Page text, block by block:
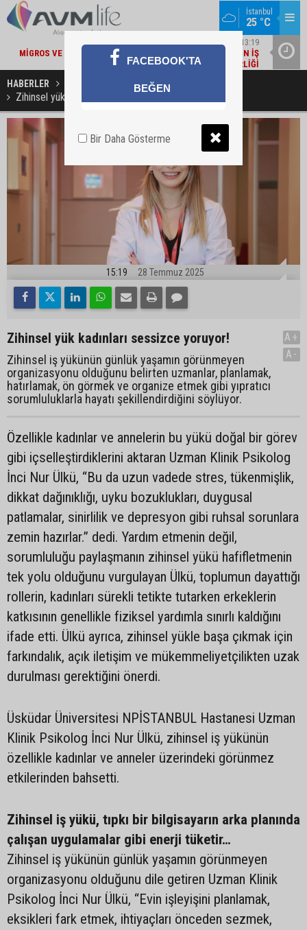
İstanbul
25 °C
ŞIRKET HABERLERI / 13:19
MIGROS VE BAKANLIK'TAN 'ÇEVRE ETIKETLI' ÜRÜNLER İÇIN İŞ
BIRLIĞI
HABERLER
Zihinsel yük kadınları sessizce yoruyor!
15:19 28 Temmuz 2025
Zihinsel yük kadınları sessizce yoruyor!
Zihinsel iş yükünün günlük yaşamın görünmeyen
organizasyonu olduğunu belirten uzmanlar, planlamak,
hatırlamak, ön görmek ve organize etmek gibi yıpratıcı
sorumluluklarla hayatı şekillendirdiğini söylüyor.
A+
A-
Özellikle kadınlar ve annelerin bu yükü doğal bir görev
gibi içselleştirdiklerini aktaran Uzman Klinik Psikolog
İnci Nur Ülkü, “Bu da uzun vadede stres, tükenmişlik,
dikkat dağınıklığı, uyku bozuklukları, duygusal
patlamalar, sinirlilik ve depresyon gibi ruhsal sorunlara
zemin hazırlar.” dedi. Yardım etmenin değil,
sorumluluğu paylaşmanın zihinsel yükü hafifletmenin
tek yolu olduğunu vurgulayan Ülkü, toplumun dayattığı
rollerin, kadınları sürekli tetikte tutarken erkeklerin
katkısının genellikle fiziksel yardımla sınırlı kaldığını
ifade etti. Ülkü ayrıca, zihinsel yükle başa çıkmak için
farkındalık, açık iletişim ve mükemmeliyetçilikten uzak
durulması gerektiğini önerdi.
Üsküdar Üniversitesi NPİSTANBUL Hastanesi Uzman
Klinik Psikolog İnci Nur Ülkü, zihinsel iş yükünün
özellikle kadınlar ve anneler üzerindeki görünmez
etkilerinden bahsetti.
Zihinsel iş yükü, tıpkı bir bilgisayarın arka planında
çalışan uygulamalar gibi enerji tüketir…
Zihinsel iş yükünün günlük yaşamın görünmeyen
organizasyonu olduğunu dile getiren Uzman Klinik
Psikolog İnci Nur Ülkü, “Evin işleyişini planlamak,
eksikleri fark etmek, ihtiyaçları önceden sezmek,
FACEBOOK'TA
BEĞEN
Bir Daha Gösterme